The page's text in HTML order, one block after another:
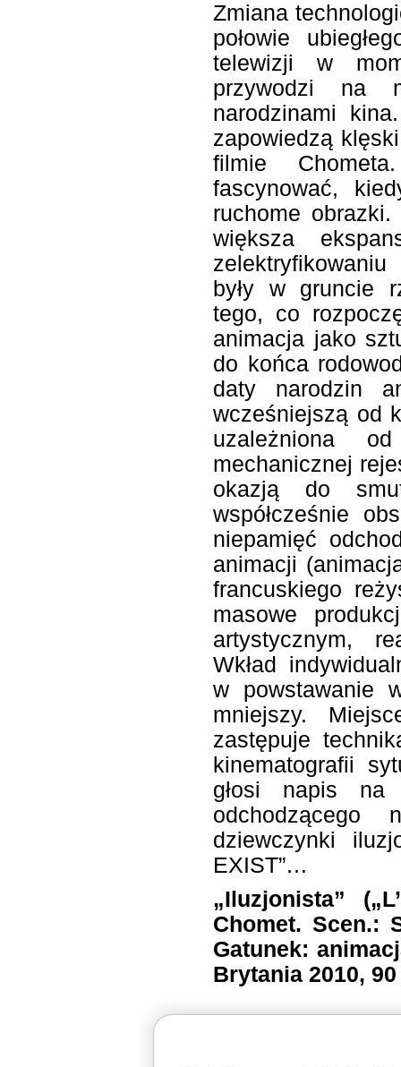
Zmiana
połowie
telewizji w
przywodzi na
narodzinami
zapowiedzą
filmie
fascynować,
ruchome
większa
były w gruncie
tego, co
animacja jako
do końca
daty narodzin
wcześniejszą od
uzależniona
mechanicznej
okazją do
współcześnie
niepamięć
animacji
francuskiego
masowe
artystycznym,
Wkład
w powstawanie
mniejszy.
zastępuje
kinematografii
głosi napis na
dziewczynki
EXIST”…
„Iluzjonista”
Chomet. Scen.:
Gatunek:
Brytania 2010,